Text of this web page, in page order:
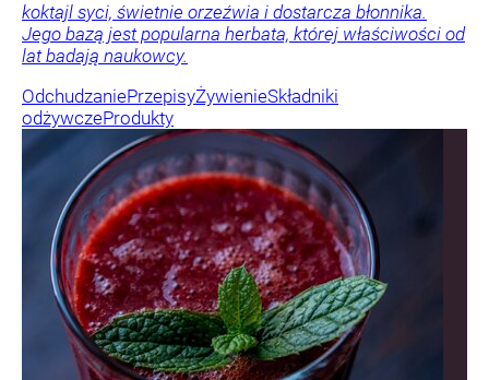
koktajl syci, świetnie orzeźwia i dostarcza błonnika.
Jego bazą jest popularna herbata, której właściwości od
lat badają naukowcy.
OdchudzaniePrzepisyŻywienieSkładniki
odżywczeProdukty